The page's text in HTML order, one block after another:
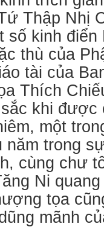
Thập Nhị
số kinh điển
thù của
tài của
Thích
khi được
một
năm trong
cùng chư
Ni
tọa
mãnh